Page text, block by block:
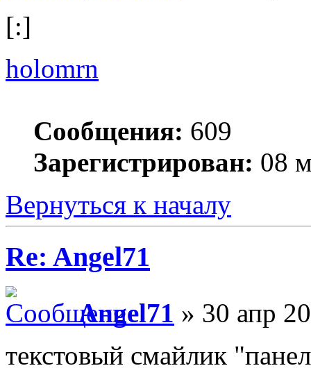
[:]
holomrn
Сообщения: 609
Зарегистрирован: 08
Вернуться к началу
Re: Angel71
Angel71 » 30 апр
текстовый смайлик